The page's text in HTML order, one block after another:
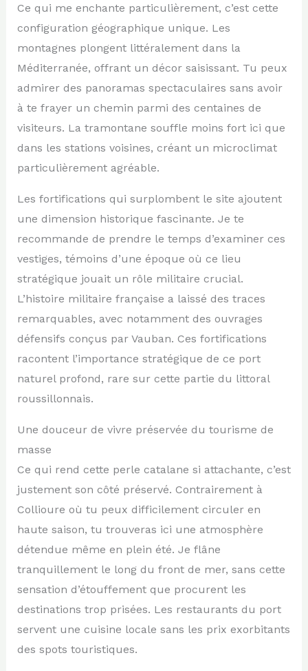
Ce qui me enchante particulièrement, c’est cette
configuration géographique unique. Les
montagnes plongent littéralement dans la
Méditerranée, offrant un décor saisissant. Tu peux
admirer des panoramas spectaculaires sans avoir
à te frayer un chemin parmi des centaines de
visiteurs. La tramontane souffle moins fort ici que
dans les stations voisines, créant un microclimat
particulièrement agréable.
Les fortifications qui surplombent le site ajoutent
une dimension historique fascinante. Je te
recommande de prendre le temps d’examiner ces
vestiges, témoins d’une époque où ce lieu
stratégique jouait un rôle militaire crucial.
L’histoire militaire française a laissé des traces
remarquables, avec notamment des ouvrages
défensifs conçus par Vauban. Ces fortifications
racontent l’importance stratégique de ce port
naturel profond, rare sur cette partie du littoral
roussillonnais.
Une douceur de vivre préservée du tourisme de
masse
Ce qui rend cette perle catalane si attachante, c’est
justement son côté préservé. Contrairement à
Collioure où tu peux difficilement circuler en
haute saison, tu trouveras ici une atmosphère
détendue même en plein été. Je flâne
tranquillement le long du front de mer, sans cette
sensation d’étouffement que procurent les
destinations trop prisées. Les restaurants du port
servent une cuisine locale sans les prix exorbitants
des spots touristiques.